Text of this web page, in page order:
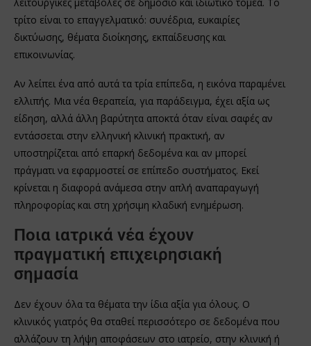
τρίτο είναι το επαγγελματικό: συνέδρια, ευκαιρίες
δικτύωσης, θέματα διοίκησης, εκπαίδευσης και
επικοινωνίας.
Αν λείπει ένα από αυτά τα τρία επίπεδα, η εικόνα παραμένει
ελλιπής. Μια νέα θεραπεία, για παράδειγμα, έχει αξία ως
είδηση, αλλά άλλη βαρύτητα αποκτά όταν είναι σαφές αν
εντάσσεται στην ελληνική κλινική πρακτική, αν
υποστηρίζεται από επαρκή δεδομένα και αν μπορεί
πράγματι να εφαρμοστεί σε επίπεδο συστήματος. Εκεί
κρίνεται η διαφορά ανάμεσα στην απλή αναπαραγωγή
πληροφορίας και στη χρήσιμη κλαδική ενημέρωση.
Ποια ιατρικά νέα έχουν
πραγματική επιχειρησιακή
σημασία
Δεν έχουν όλα τα θέματα την ίδια αξία για όλους. Ο
κλινικός γιατρός θα σταθεί περισσότερο σε δεδομένα που
αλλάζουν τη λήψη αποφάσεων στο ιατρείο, στην κλινική ή